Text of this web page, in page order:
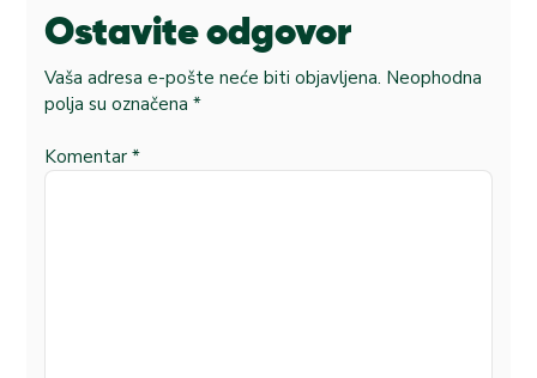
Ostavite odgovor
Vaša adresa e-pošte neće biti objavljena. Neophodna
polja su označena *
Komentar *